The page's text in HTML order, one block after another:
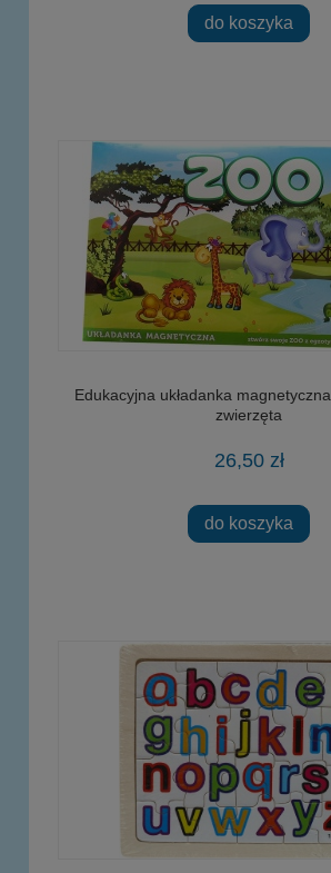
do koszyka
Edukacyjna układanka
zwierzęta
26,50 zł
do koszyka